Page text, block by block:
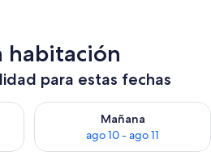
habitación
para estas fechas
esta noche, ago 9 - ago 10
Mañana
ago 10 - ago 11
Consulta la disponibilidad